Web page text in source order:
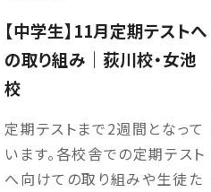
【中学生】11月定期テストへ
の取り組み｜荻川校・女池
校
定期テストまで2週間となって
います。各校舎での定期テスト
へ向けての取り組みや生徒た